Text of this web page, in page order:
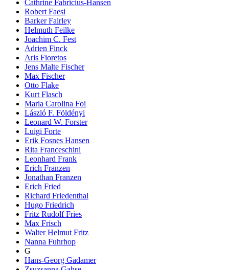
Cathrine Fabricius-Hansen
Robert Faesi
Barker Fairley
Helmuth Feilke
Joachim C. Fest
Adrien Finck
Aris Fioretos
Jens Malte Fischer
Max Fischer
Otto Flake
Kurt Flasch
Maria Carolina Foi
László F. Földényi
Leonard W. Forster
Luigi Forte
Erik Fosnes Hansen
Rita Franceschini
Leonhard Frank
Erich Franzen
Jonathan Franzen
Erich Fried
Richard Friedenthal
Hugo Friedrich
Fritz Rudolf Fries
Max Frisch
Walter Helmut Fritz
Nanna Fuhrhop
G
Hans-Georg Gadamer